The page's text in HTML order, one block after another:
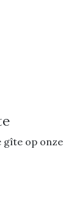
gîte op onze